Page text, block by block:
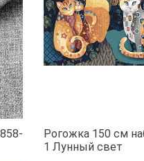
Рогожка 150 см
1 Лунный свет